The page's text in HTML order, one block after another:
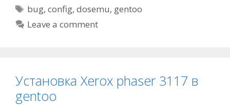
Tags
bug,config,dosemu, gentoo
Leave a comment
Установка Xerox phaser 3117 в
gentoo